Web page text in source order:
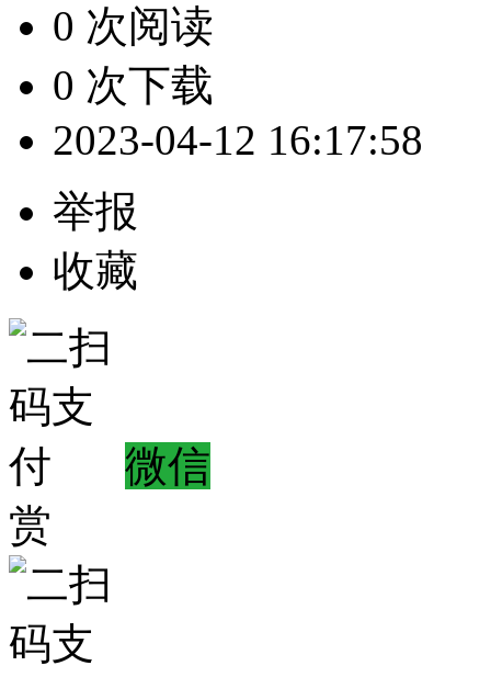
0 次阅读
0 次下载
2023-04-12 16:17:58
举报
收藏
微信
赏